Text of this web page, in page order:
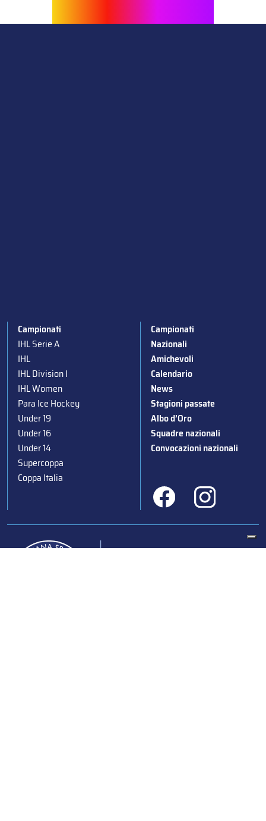
Campionati
IHL Serie A
IHL
IHL Division I
IHL Women
Para Ice Hockey
Under 19
Under 16
Under 14
Supercoppa
Coppa Italia
Campionati
Nazionali
Amichevoli
Calendario
News
Stagioni passate
Albo d’Oro
Squadre nazionali
Convocazioni nazionali